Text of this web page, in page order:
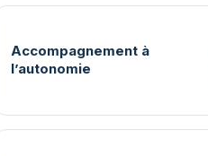
Accompagnement à
l’autonomie